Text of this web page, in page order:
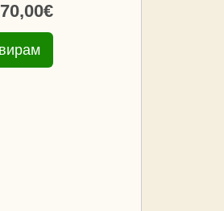
70,00€